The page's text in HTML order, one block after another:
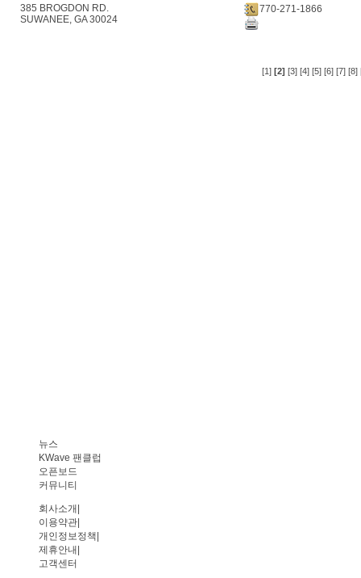
385 BROGDON RD.
SUWANEE, GA 30024
770-271-1866
[1] [2] [3] [4] [5] [6] [7] [8]
뉴스
KWave 팬클럽
오픈보드
커뮤니티
회사소개
이용약관
개인정보정책
제휴안내
고객센터